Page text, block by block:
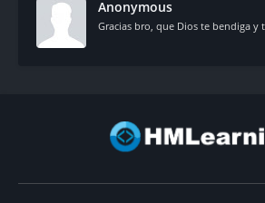
Anonymous
Gracias bro, que Dios te bendiga y